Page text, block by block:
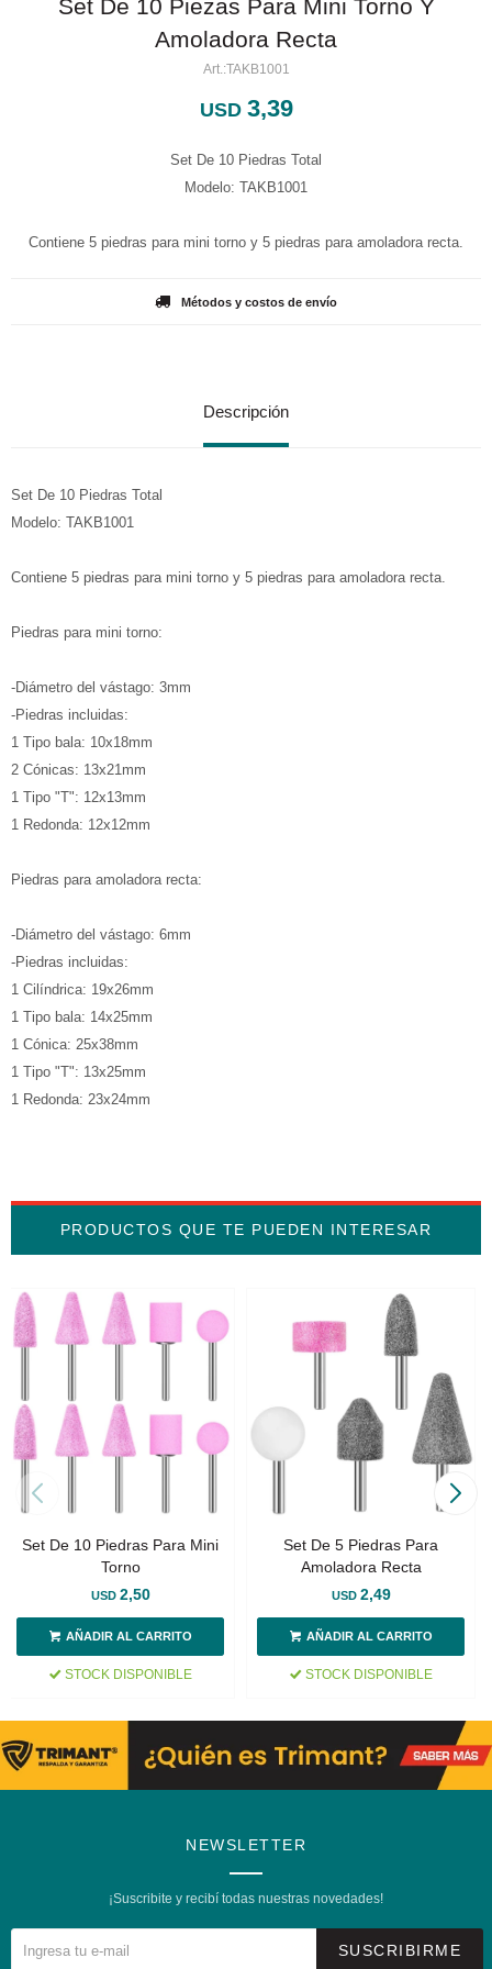
Set De 10 Piezas Para Mini Torno Y
Amoladora Recta
TAKB1001
USD 3,39
Set De 10 Piedras Total
Modelo: TAKB1001
Contiene 5 piedras para mini torno y 5 piedras para amoladora recta.
Métodos y costos de envío
Descripción
Set De 10 Piedras Total
Modelo: TAKB1001
Contiene 5 piedras para mini torno y 5 piedras para amoladora recta.
Piedras para mini torno:
-Diámetro del vástago: 3mm
-Piedras incluidas:
1 Tipo bala: 10x18mm
2 Cónicas: 13x21mm
1 Tipo "T": 12x13mm
1 Redonda: 12x12mm
Piedras para amoladora recta:
-Diámetro del vástago: 6mm
-Piedras incluidas:
1 Cilíndrica: 19x26mm
1 Tipo bala: 14x25mm
1 Cónica: 25x38mm
1 Tipo "T": 13x25mm
1 Redonda: 23x24mm
PRODUCTOS QUE TE PUEDEN INTERESAR
Set De 10 Piedras Para Mini
Torno
USD 2,50
STOCK DISPONIBLE
Set De 5 Piedras Para
Amoladora Recta
USD 2,49
STOCK DISPONIBLE
NEWSLETTER
¡Suscribite y recibí todas nuestras novedades!
SUSCRIBIRME